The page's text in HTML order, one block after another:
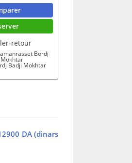
retour
Bordj
Badji Mokhtar
DA (dinars